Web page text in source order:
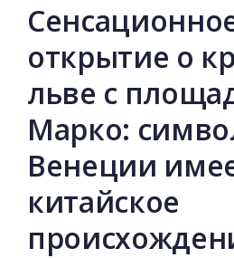
открытие о
льве с
Марко:
Венеции
китайское